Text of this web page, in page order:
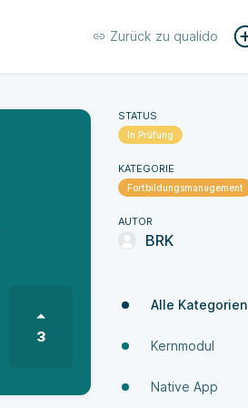
Zurück zu qualido
3
STATUS
In Prüfung
KATEGORIE
Fortbildungsmanagement
AUTOR
BRK
Alle Kategorien
Kernmodul
Native App